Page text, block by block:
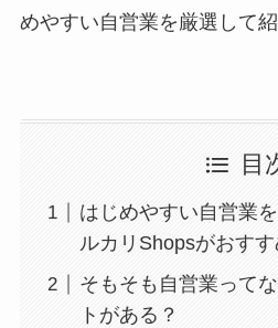
めやすい自営業を厳選して紹
目
はじめやすい自営業
ルカリShopsがおすす
そもそも自営業って
トがある？